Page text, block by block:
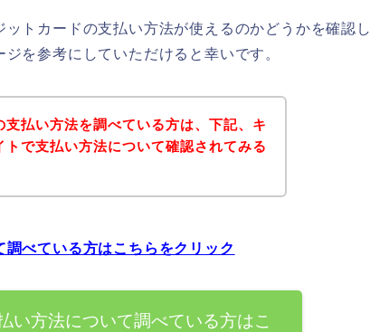
トカードの支払い方法が使えるのかどうかを確認し
を参考にしていただけると幸いです。
支払い方法を調べている方は、下記、キ
トで支払い方法について確認されてみる
べている方はこちらをクリック
い方法について調べている方はこ